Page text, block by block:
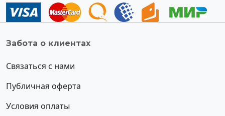
Забота о клиентах
Связаться с нами
Публичная оферта
Условия оплаты